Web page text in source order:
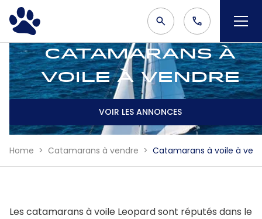
Catamarans à
voile à vendre
VOIR LES ANNONCES
Home Catamarans à vendre Catamarans à voile à
Les catamarans à voile Leopard sont réputés dans le